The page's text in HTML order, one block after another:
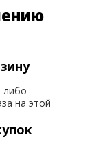
либо
на этой